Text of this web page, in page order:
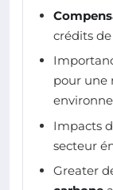
crédits de
pour une
Impacts
secteur
Greater